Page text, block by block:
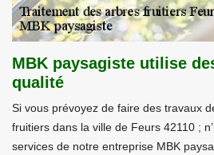
MBK paysagiste utilise
qualité
Si vous prévoyez de faire des travaux
fruitiers dans la ville de Feurs 42110 ;
services de notre entreprise MBK